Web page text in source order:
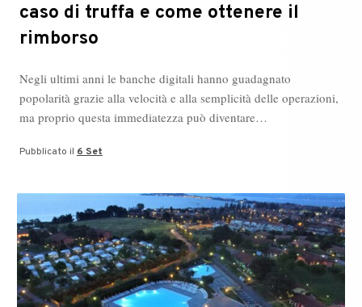
caso di truffa e come ottenere il
rimborso
Negli ultimi anni le banche digitali hanno guadagnato
popolarità grazie alla velocità e alla semplicità delle operazioni,
ma proprio questa immediatezza può diventare…
Pubblicato il 6 Set